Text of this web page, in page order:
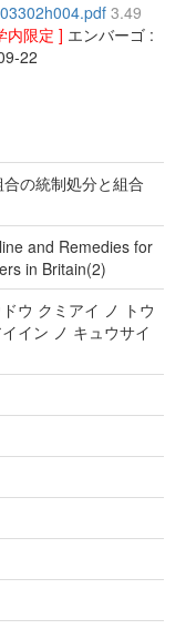
3.49
内限定 ] エンバーゴ :
22
の統制処分と組合
and Remedies for
in Britain(2)
ウ クミアイ ノ トウ
イン ノ キュウサイ